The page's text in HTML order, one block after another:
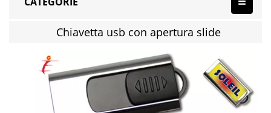
Chiavetta usb con apertura slide